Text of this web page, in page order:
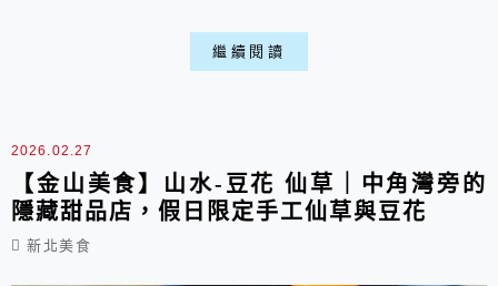
上，沿山而建的紅燈籠一盞盞亮起，整座山城瞬間
的日夜轉換，真的是令人沉醉。讓我們一起走入九
晚上再去阿妹茶樓看看那神隱少女般的場景，給你
一個難忘的新北九份之旅。
繼續閱讀
2026.02.27
【金山美食】山水-豆花 仙草｜中角灣旁的
隱藏甜品店，假日限定手工仙草與豆花
新北美食